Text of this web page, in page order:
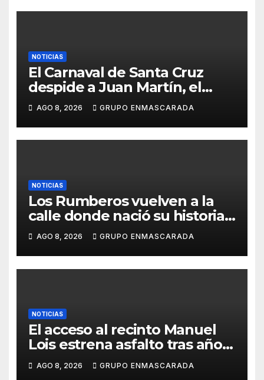
NOTICIAS
El Carnaval de Santa Cruz
despide a Juan Martín, el
inolvidable «Cristóbal Colón»
AGO 8, 2026 GRUPO ENMASCARADA
NOTICIAS
Los Rumberos vuelven a la
calle donde nació su historia:
51 años después, el mismo
barrio, el mismo orgullo
AGO 8, 2026 GRUPO ENMASCARADA
NOTICIAS
El acceso al recinto Manuel
Lois estrena asfalto tras años
de espera
AGO 8, 2026 GRUPO ENMASCARADA